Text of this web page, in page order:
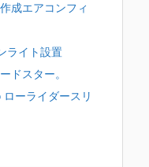
成エアコンフィ
ライト設置
ドスター。
ーライダースリ